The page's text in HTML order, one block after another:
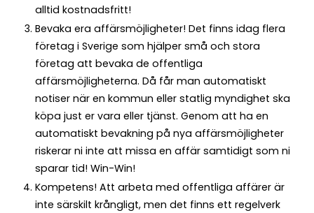
alltid kostnadsfritt!
Bevaka era affärsmöjligheter! Det finns idag flera
företag i Sverige som hjälper små och stora
företag att bevaka de offentliga
affärsmöjligheterna. Då får man automatiskt
notiser när en kommun eller statlig myndighet ska
köpa just er vara eller tjänst. Genom att ha en
automatiskt bevakning på nya affärsmöjligheter
riskerar ni inte att missa en affär samtidigt som ni
sparar tid! Win-Win!
Kompetens! Att arbeta med offentliga affärer är
inte särskilt krångligt, men det finns ett regelverk